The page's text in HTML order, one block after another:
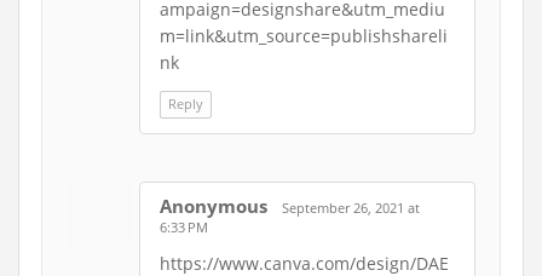
ampaign=designshare&utm_mediu
m=link&utm_source=publishshareli
nk
Reply
Anonymous
September 26, 2021 at
6:33 PM
https://www.canva.com/design/DAE